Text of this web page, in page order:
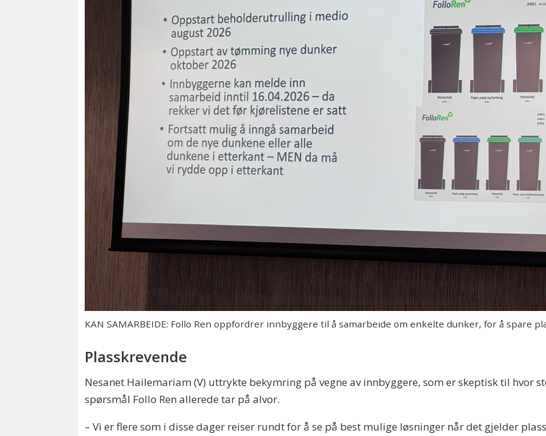
KAN SAMARBEIDE: Follo Ren oppfordrer innbyggere til å samarbeide om enkelte dunker, for å spare
Plasskrevende
Nesanet Hailemariam (V) uttrykte bekymring på vegne av innbyggere, som er skeptisk til hvor
spørsmål Follo Ren allerede tar på alvor.
– Vi er flere som i disse dager reiser rundt for å se på best mulige løsninger når det gjelder